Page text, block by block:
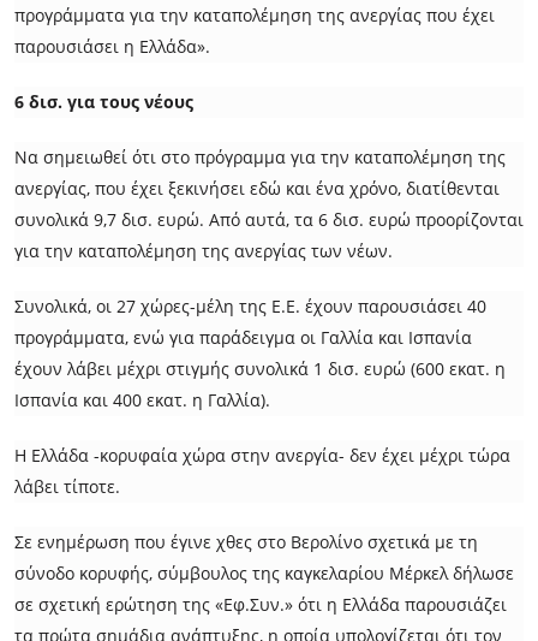
προγράμματα για την καταπολέμηση της ανεργίας που έχει
παρουσιάσει η Ελλάδα».
6 δισ. για τους νέους
Να σημειωθεί ότι στο πρόγραμμα για την καταπολέμηση της
ανεργίας, που έχει ξεκινήσει εδώ και ένα χρόνο, διατίθενται
συνολικά 9,7 δισ. ευρώ. Από αυτά, τα 6 δισ. ευρώ προορίζονται
για την καταπολέμηση της ανεργίας των νέων.
Συνολικά, οι 27 χώρες-μέλη της Ε.Ε. έχουν παρουσιάσει 40
προγράμματα, ενώ για παράδειγμα οι Γαλλία και Ισπανία
έχουν λάβει μέχρι στιγμής συνολικά 1 δισ. ευρώ (600 εκατ. η
Ισπανία και 400 εκατ. η Γαλλία).
Η Ελλάδα -κορυφαία χώρα στην ανεργία- δεν έχει μέχρι τώρα
λάβει τίποτε.
Σε ενημέρωση που έγινε χθες στο Βερολίνο σχετικά με τη
σύνοδο κορυφής, σύμβουλος της καγκελαρίου Μέρκελ δήλωσε
σε σχετική ερώτηση της «Εφ.Συν.» ότι η Ελλάδα παρουσιάζει
τα πρώτα σημάδια ανάπτυξης, η οποία υπολογίζεται ότι τον